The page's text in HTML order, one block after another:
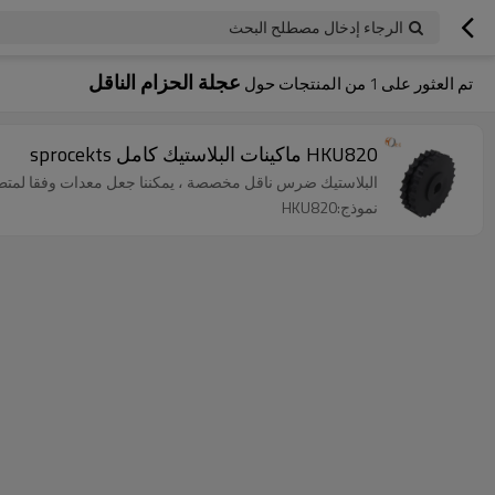
الرجاء إدخال مصطلح البحث
تم العثور على 1 من المنتجات حول عجلة الحزام الناقل
HKU820 ماكينات البلاستيك كامل sprocekts
البلاستيك ضرس ناقل مخصصة ، يمكننا جعل معدات وفقا
نموذج:HKU820